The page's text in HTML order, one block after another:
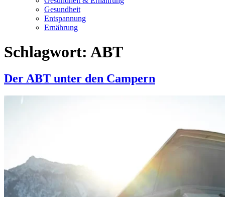
Gesundheit
Entspannung
Ernährung
Schlagwort: ABT
Der ABT unter den Campern